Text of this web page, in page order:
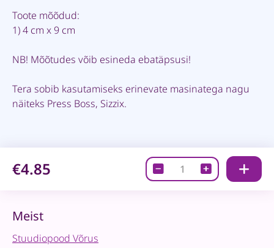
Toote mõõdud:
1) 4 cm x 9 cm
NB! Mõõtudes võib esineda ebatäpsusi!
Tera sobib kasutamiseks erinevate masinatega nagu
näiteks Press Boss, Sizzix.
€4.85
Lõiketera
-
Meist
Stuudiopood Võrus